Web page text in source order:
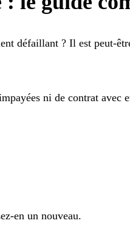
défaillant ? Il est peut-
ni de contrat
en un nouveau.